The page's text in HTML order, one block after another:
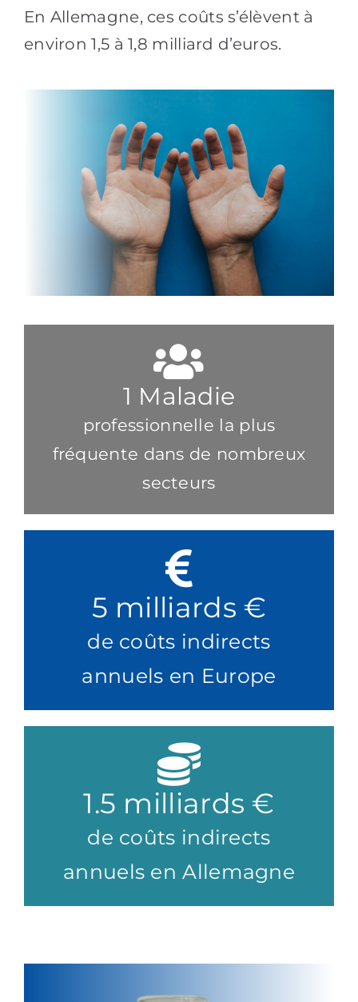
En Allemagne, ces coûts s’élèvent à
environ 1,5 à 1,8 milliard d’euros.
1 Maladie
professionnelle la plus
fréquente dans de nombreux
secteurs
5 milliards €
de coûts indirects
annuels en Europe
1.5 milliards €
de coûts indirects
annuels en Allemagne